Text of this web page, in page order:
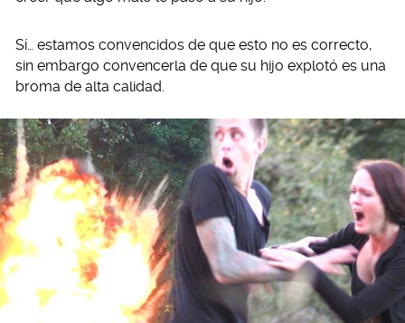
Sí… estamos convencidos de que esto no es correcto,
sin embargo convencerla de que su hijo explotó es una
broma de alta calidad.